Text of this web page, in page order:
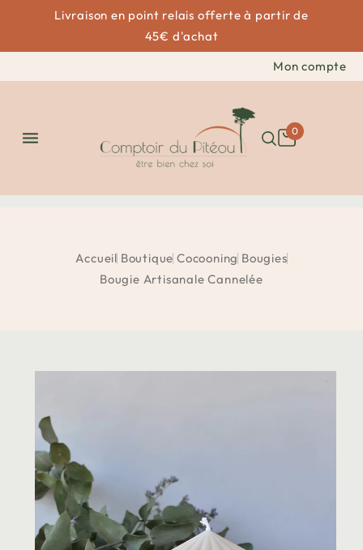
Livraison en point relais offerte à partir de
45€ d'achat
Mon compte
 0
Accueil Boutique Cocooning Bougies
Bougie Artisanale Cannelée